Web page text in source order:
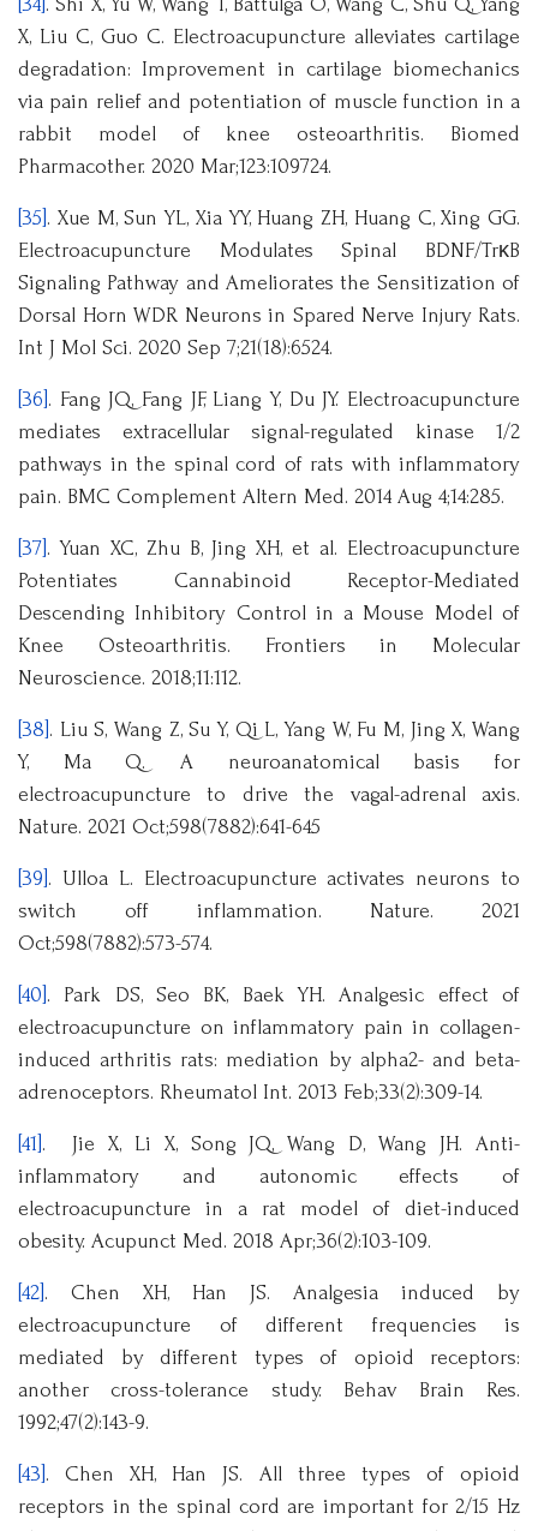
X, Liu C, Guo C. Electroacupuncture alleviates cartilage
degradation: Improvement in cartilage biomechanics
via pain relief and potentiation of muscle function in a
rabbit model of knee osteoarthritis. Biomed
Pharmacother. 2020 Mar;123:109724.
[35] . Xue M, Sun YL, Xia YY, Huang ZH, Huang C, Xing GG.
Electroacupuncture Modulates Spinal BDNF/TrκB
Signaling Pathway and Ameliorates the Sensitization of
Dorsal Horn WDR Neurons in Spared Nerve Injury Rats.
Int J Mol Sci. 2020 Sep 7;21(18):6524.
[36] . Fang JQ, Fang JF, Liang Y, Du JY. Electroacupuncture
mediates extracellular signal-regulated kinase 1/2
pathways in the spinal cord of rats with inflammatory
pain. BMC Complement Altern Med. 2014 Aug 4;14:285.
[37] . Yuan XC, Zhu B, Jing XH, et al. Electroacupuncture
Potentiates Cannabinoid Receptor-Mediated
Descending Inhibitory Control in a Mouse Model of
Knee Osteoarthritis. Frontiers in Molecular
Neuroscience. 2018;11:112.
[38] . Liu S, Wang Z, Su Y, Qi L, Yang W, Fu M, Jing X, Wang
Y, Ma Q. A neuroanatomical basis for
electroacupuncture to drive the vagal-adrenal axis.
Nature. 2021 Oct;598(7882):641-645
[39] . Ulloa L. Electroacupuncture activates neurons to
switch off inflammation. Nature. 2021
Oct;598(7882):573-574.
[40] . Park DS, Seo BK, Baek YH. Analgesic effect of
electroacupuncture on inflammatory pain in collagen-
induced arthritis rats: mediation by alpha2- and beta-
adrenoceptors. Rheumatol Int. 2013 Feb;33(2):309-14.
[41] . Jie X, Li X, Song JQ, Wang D, Wang JH. Anti-
inflammatory and autonomic effects of
electroacupuncture in a rat model of diet-induced
obesity. Acupunct Med. 2018 Apr;36(2):103-109.
[42] . Chen XH, Han JS. Analgesia induced by
electroacupuncture of different frequencies is
mediated by different types of opioid receptors:
another cross-tolerance study. Behav Brain Res.
1992;47(2):143-9.
[43] . Chen XH, Han JS. All three types of opioid
receptors in the spinal cord are important for 2/15 Hz